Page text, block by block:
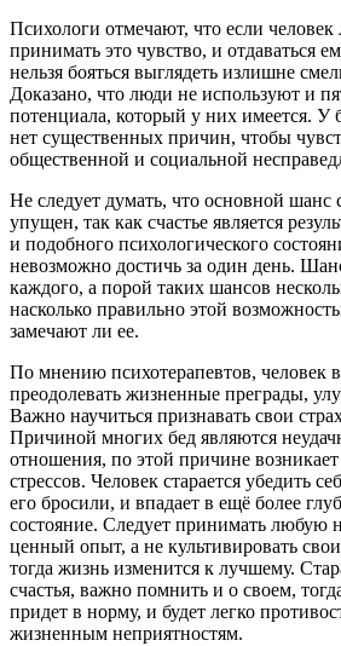
Психологи отмечают, что если человек
принимать это чувство, и отдаваться
нельзя бояться выглядеть излишне
Доказано, что люди не используют и
потенциала, который у них имеется. У
нет существенных причин, чтобы
общественной и социальной
Не следует думать, что основной шанс
упущен, так как счастье является
и подобного психологического
невозможно достичь за один день.
каждого, а порой таких шансов
насколько правильно этой
замечают ли ее.
По мнению психотерапевтов, человек
преодолевать жизненные преграды,
Важно научиться признавать свои
Причиной многих бед являются
отношения, по этой причине
стрессов. Человек старается убедить
его бросили, и впадает в ещё более
состояние. Следует принимать любую
ценный опыт, а не культивировать
тогда жизнь изменится к лучшему.
счастья, важно помнить и о своем,
придет в норму, и будет легко
жизненным неприятностям.